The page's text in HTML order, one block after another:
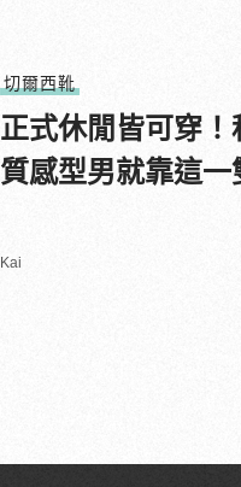
切爾西靴
正式休閒皆可穿！
質感型男就靠這一
Kai